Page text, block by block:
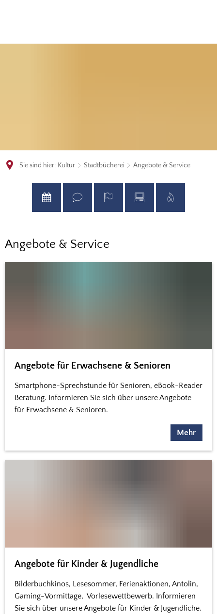
Sie sind hier: Kultur Stadtbücherei Angebote & Service
Angebote
&
Angebote & Service
Angebote für Erwachsene & Senioren
Smartphone-Sprechstunde für Senioren, eBook-Reader
Beratung. Informieren Sie sich über unsere Angebote
für Erwachsene & Senioren.
Mehr
Angebote für Kinder & Jugendliche
Bilderbuchkinos, Lesesommer, Ferienaktionen, Antolin,
Gaming-Vormittage, Vorlesewettbewerb. Informieren
Sie sich über unsere Angebote für Kinder & Jugendliche.